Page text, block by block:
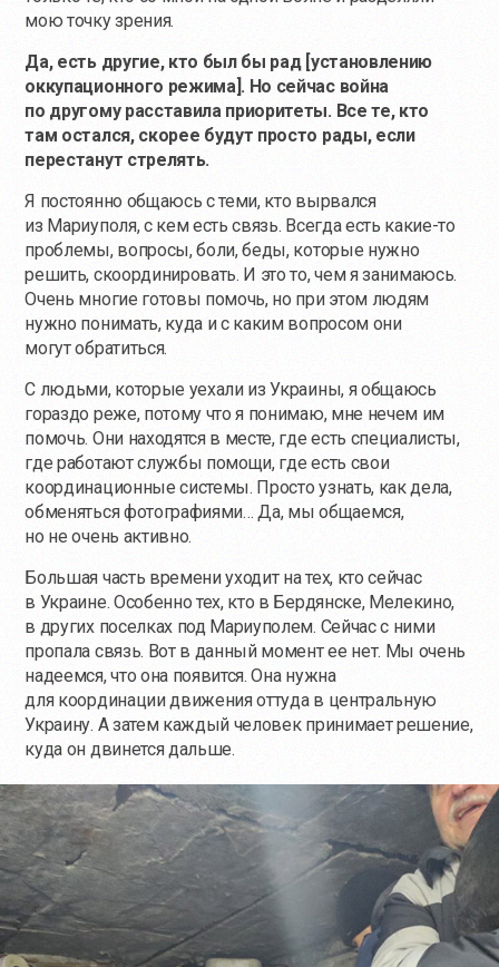
мою точку зрения.
Да, есть другие, кто был бы рад [установлению
оккупационного режима]. Но сейчас война
по другому расставила приоритеты. Все те, кто
там остался, скорее будут просто рады, если
перестанут стрелять.
Я постоянно общаюсь с теми, кто вырвался
из Мариуполя, с кем есть связь. Всегда есть какие-то
проблемы, вопросы, боли, беды, которые нужно
решить, скоординировать. И это то, чем я занимаюсь.
Очень многие готовы помочь, но при этом людям
нужно понимать, куда и с каким вопросом они
могут обратиться.
С людьми, которые уехали из Украины, я общаюсь
гораздо реже, потому что я понимаю, мне нечем им
помочь. Они находятся в месте, где есть специалисты,
где работают службы помощи, где есть свои
координационные системы. Просто узнать, как дела,
обменяться фотографиями… Да, мы общаемся,
но не очень активно.
Большая часть времени уходит на тех, кто сейчас
в Украине. Особенно тех, кто в Бердянске, Мелекино,
в других поселках под Мариуполем. Сейчас с ними
пропала связь. Вот в данный момент ее нет. Мы очень
надеемся, что она появится. Она нужна
для координации движения оттуда в центральную
Украину. А затем каждый человек принимает решение,
куда он двинется дальше.